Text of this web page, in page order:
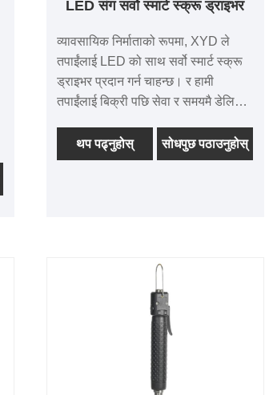
LED संग सर्वो स्मार्ट स्क्रू ड्राइभर
व्यावसायिक निर्माताको रूपमा, XYD ले
तपाईंलाई LED को साथ सर्वो स्मार्ट स्क्रू
ड्राइभर प्रदान गर्न चाहन्छ। र हामी
तपाईंलाई बिक्री पछि सेवा र समयमै डेलिभरी
स्क्रू ड्राइभर एक प्रकारको इलेक्ट्रिक
स्क्रू ड्राइभर हो जसले स्क्रूिङ र
थप पढ्नुहोस् सोधपुछ पठाउनुहोस्